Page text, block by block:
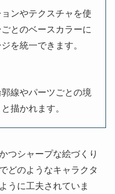
ンやテクスチャを使
とのベースカラーに
を統一できます。
線やパーツごとの境
描かれます。
つシャープな絵づくり
どのようなキャラクタ
うに工夫されていま